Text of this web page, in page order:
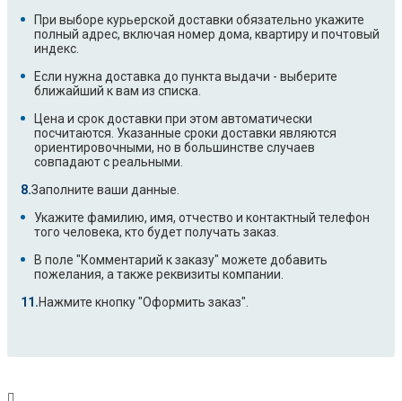
При выборе курьерской доставки обязательно укажите
полный адрес, включая номер дома, квартиру и почтовый
индекс.
Если нужна доставка до пункта выдачи - выберите
ближайший к вам из списка.
Цена и срок доставки при этом автоматически
посчитаются. Указанные сроки доставки являются
ориентировочными, но в большинстве случаев
совпадают с реальными.
Заполните ваши данные.
Укажите фамилию, имя, отчество и контактный телефон
того человека, кто будет получать заказ.
В поле "Комментарий к заказу" можете добавить
пожелания, а также реквизиты компании.
Нажмите кнопку "Оформить заказ".